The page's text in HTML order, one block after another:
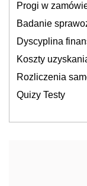
Progi w
Badanie
Dyscyplina
Koszty
Rozliczenia
Quizy Testy